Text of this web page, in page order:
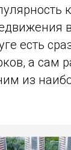
есть
а сам
из